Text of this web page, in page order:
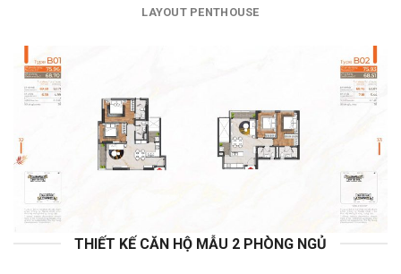
LAYOUT PENTHOUSE
THIẾT KẾ CĂN HỘ MẪU 2 PHÒNG NGỦ